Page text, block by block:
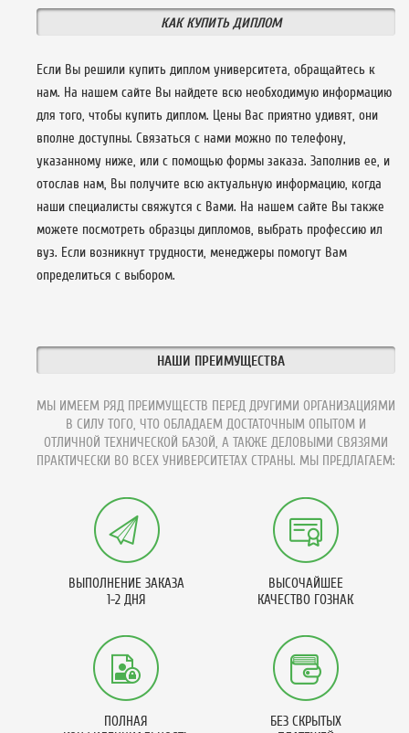
КАК КУПИТЬ ДИПЛОМ
Если Вы решили купить диплом университета, обращайтесь к
нам. На нашем сайте Вы найдете всю необходимую информацию
для того, чтобы купить диплом. Цены Вас приятно удивят, они
вполне доступны. Связаться с нами можно по телефону,
указанному ниже, или с помощью формы заказа. Заполнив ее, и
отослав нам, Вы получите всю актуальную информацию, когда
наши специалисты свяжутся с Вами. На нашем сайте Вы также
можете посмотреть образцы дипломов, выбрать профессию ил
вуз. Если возникнут трудности, менеджеры помогут Вам
определиться с выбором.
НАШИ ПРЕИМУЩЕСТВА
МЫ ИМЕЕМ РЯД ПРЕИМУЩЕСТВ ПЕРЕД ДРУГИМИ ОРГАНИЗАЦИЯМИ
В СИЛУ ТОГО, ЧТО ОБЛАДАЕМ ДОСТАТОЧНЫМ ОПЫТОМ И
ОТЛИЧНОЙ ТЕХНИЧЕСКОЙ БАЗОЙ, А ТАКЖЕ ДЕЛОВЫМИ СВЯЗЯМИ
ПРАКТИЧЕСКИ ВО ВСЕХ УНИВЕРСИТЕТАХ СТРАНЫ. МЫ ПРЕДЛАГАЕМ:
ВЫПОЛНЕНИЕ ЗАКАЗА
1-2 ДНЯ
ВЫСОЧАЙШЕЕ
КАЧЕСТВО ГОЗНАК
ПОЛНАЯ
БЕЗ СКРЫТЫХ